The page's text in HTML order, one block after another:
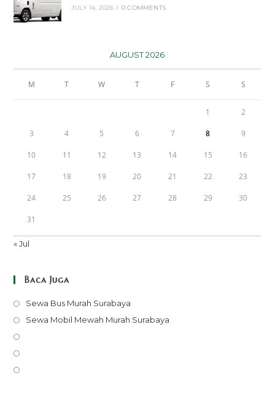
JULY 14, 2026 / 0 COMMENTS
AUGUST 2026
M T W T F S S
1 2
3 4 5 6 7 8 9
10 11 12 13 14 15 16
17 18 19 20 21 22 23
24 25 26 27 28 29 30
31
« Jul
Baca Juga
Sewa Bus Murah Surabaya
in
Sewa Mobil Mewah Murah Surabaya